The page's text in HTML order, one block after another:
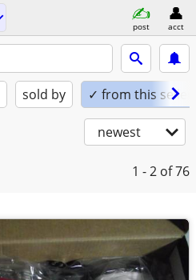
post acct
sold by ✓ from this seller
newest
1 - 2 of 76